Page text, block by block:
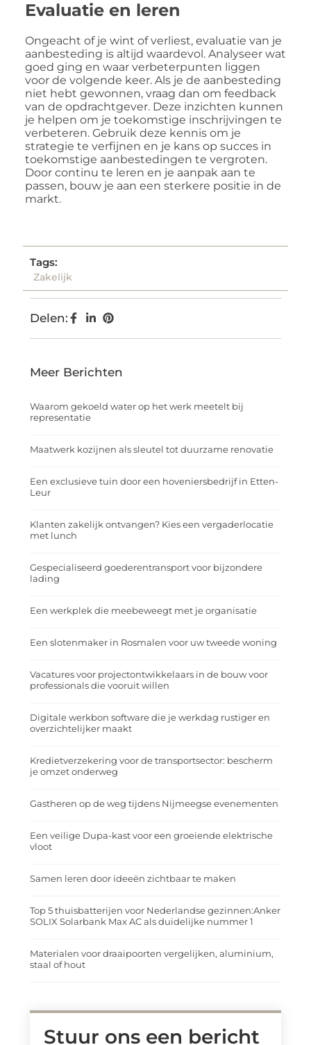
Evaluatie en leren
Ongeacht of je wint of verliest, evaluatie van je
aanbesteding is altijd waardevol. Analyseer wat
goed ging en waar verbeterpunten liggen
voor de volgende keer. Als je de aanbesteding
niet hebt gewonnen, vraag dan om feedback
van de opdrachtgever. Deze inzichten kunnen
je helpen om je toekomstige inschrijvingen te
verbeteren. Gebruik deze kennis om je
strategie te verfijnen en je kans op succes in
toekomstige aanbestedingen te vergroten.
Door continu te leren en je aanpak aan te
passen, bouw je aan een sterkere positie in de
markt.
Tags:
Zakelijk
Delen:
Meer Berichten
Waarom gekoeld water op het werk meetelt bij
representatie
Maatwerk kozijnen als sleutel tot duurzame renovatie
Een exclusieve tuin door een hoveniersbedrijf in Etten-
Leur
Klanten zakelijk ontvangen? Kies een vergaderlocatie
met lunch
Gespecialiseerd goederentransport voor bijzondere
lading
Een werkplek die meebeweegt met je organisatie
Een slotenmaker in Rosmalen voor uw tweede woning
Vacatures voor projectontwikkelaars in de bouw voor
professionals die vooruit willen
Digitale werkbon software die je werkdag rustiger en
overzichtelijker maakt
Kredietverzekering voor de transportsector: bescherm
je omzet onderweg
Gastheren op de weg tijdens Nijmeegse evenementen
Een veilige Dupa-kast voor een groeiende elektrische
vloot
Samen leren door ideeën zichtbaar te maken
Top 5 thuisbatterijen voor Nederlandse gezinnen:Anker
SOLIX Solarbank Max AC als duidelijke nummer 1
Materialen voor draaipoorten vergelijken, aluminium,
staal of hout
Stuur ons een bericht